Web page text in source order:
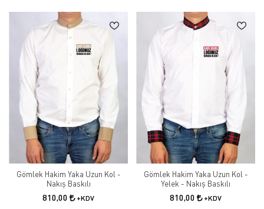
Gömlek Hakim Yaka Uzun Kol -
Nakış Baskılı
810,00 +KDV
Gömlek Hakim Yaka Uzun Kol -
Yelek - Nakış Baskılı
810,00 +KDV